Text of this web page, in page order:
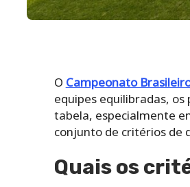
O Campeonato
equipes equilibradas,
tabela, especialmente
conjunto de critérios de
Quais os